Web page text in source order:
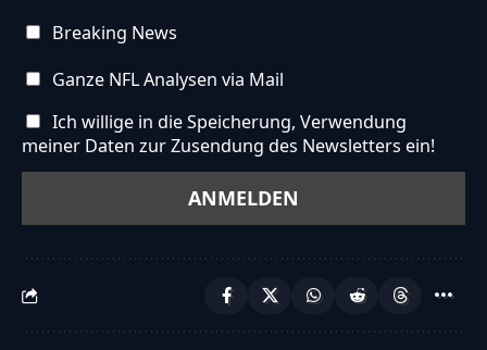
Breaking News
Ganze NFL Analysen via Mail
Ich willige in die Speicherung, Verwendung
meiner Daten zur Zusendung des Newsletters ein!